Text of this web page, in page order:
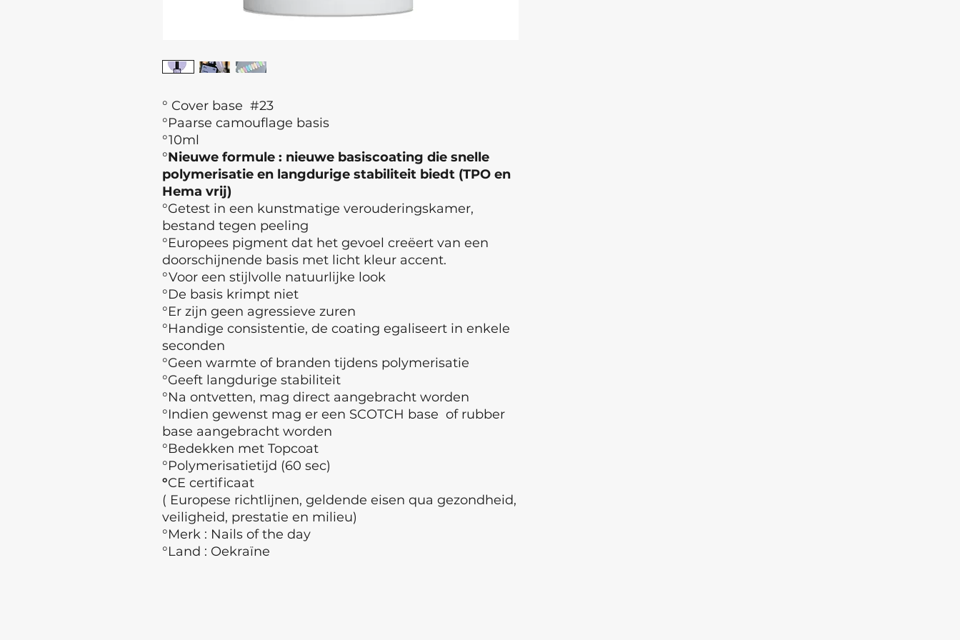
° Cover base #23
°Paarse camouflage basis
°10ml
°Nieuwe formule : nieuwe basiscoating die snelle
polymerisatie en langdurige stabiliteit biedt (TPO en
Hema vrij)
°Getest in een kunstmatige verouderingskamer,
bestand tegen peeling
°Europees pigment dat het gevoel creëert van een
doorschijnende basis met licht kleur accent.
°Voor een stijlvolle natuurlijke look
°De basis krimpt niet
°Er zijn geen agressieve zuren
°Handige consistentie, de coating egaliseert in enkele
seconden
°Geen warmte of branden tijdens polymerisatie
°Geeft langdurige stabiliteit
°Na ontvetten, mag direct aangebracht worden
°Indien gewenst mag er een SCOTCH base of rubber
base aangebracht worden
°Bedekken met Topcoat
°Polymerisatietijd (60 sec)
°CE certificaat
( Europese richtlijnen, geldende eisen qua gezondheid,
veiligheid, prestatie en milieu)
°Merk : Nails of the day
°Land : Oekraïne